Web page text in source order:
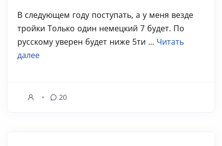
В следующем году поступать, а у меня везде
тройки Только один немецкий 7 будет. По
русскому уверен будет ниже 5ти ... Читать
далее
20